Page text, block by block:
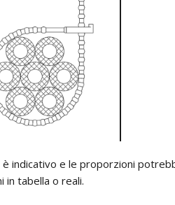
è indicativo e le proporzioni
in tabella o reali.